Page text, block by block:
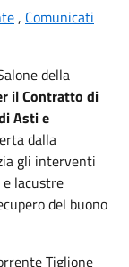
, Comunicati
della
il Contratto di
Asti e
dalla
gli interventi
lacustre
del buono
Tiglione